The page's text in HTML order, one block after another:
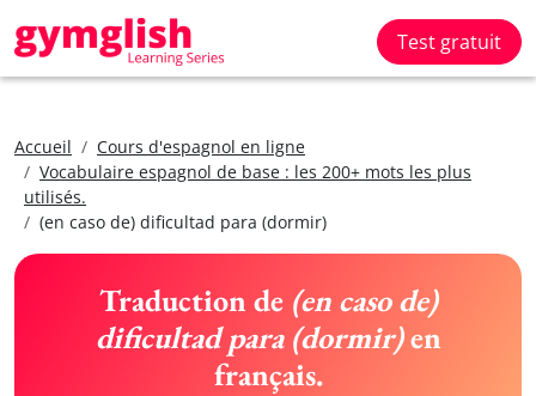
Test gratuit
Accueil
Cours d'espagnol en ligne
Vocabulaire espagnol de base : les 200+ mots les plus
utilisés.
(en caso de) dificultad para (dormir)
Traduction de (en caso de)
dificultad para (dormir)en
français.